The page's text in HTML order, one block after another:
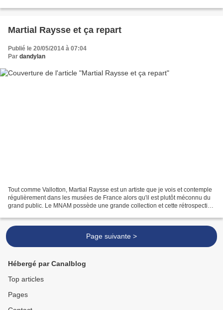
Martial Raysse et ça repart
Publié le 20/05/2014 à 07:04
Par dandylan
Tout comme Vallotton, Martial Raysse est un artiste que je vois et contemple
régulièrement dans les musées de France alors qu'il est plutôt méconnu du
grand public. Le MNAM possède une grande collection et cette rétrospective
Page suivante >
Hébergé par Canalblog
Top articles
Pages